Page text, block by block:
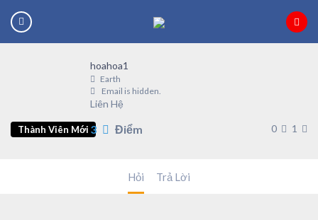
hoahoa1
Earth
Email is hidden.
Liên Hệ
Thành Viên Mới 3 Điểm 0 1
Hỏi Trả Lời